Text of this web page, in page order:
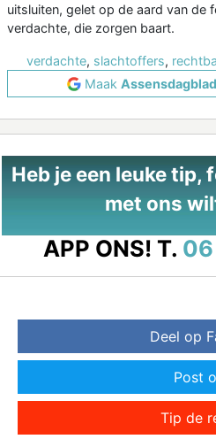
uitsluiten, gelet op de aard van de
verdachte, die zorgen baart.
verdachte, slachtoffers,
Maak Assensdagblad
Heb je een leuke tip,
met ons
APP ONS! T. 06
Deel op
Post
Tip de